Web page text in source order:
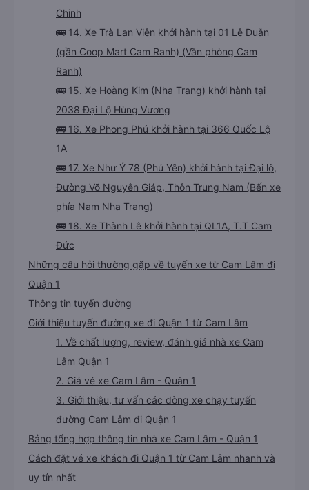
Chinh
🚌 14. Xe Trà Lan Viên khởi hành tại 01 Lê Duẫn
(gần Coop Mart Cam Ranh) (Văn phòng Cam
Ranh)
🚌 15. Xe Hoàng Kim (Nha Trang) khởi hành tại
2038 Đại Lộ Hùng Vương
🚌 16. Xe Phong Phú khởi hành tại 366 Quốc Lộ
1A
🚌 17. Xe Như Ý 78 (Phú Yên) khởi hành tại Đại lộ,
Đường Võ Nguyên Giáp, Thôn Trung Nam (Bến xe
phía Nam Nha Trang)
🚌 18. Xe Thành Lê khởi hành tại QL1A, T.T Cam
Đức
Những câu hỏi thường gặp về tuyến xe từ Cam Lâm đi
Quận 1
Thông tin tuyến đường
Giới thiệu tuyến đường xe đi Quận 1 từ Cam Lâm
1. Về chất lượng, review, đánh giá nhà xe Cam
Lâm Quận 1
2. Giá vé xe Cam Lâm - Quận 1
3. Giới thiệu, tư vấn các dòng xe chạy tuyến
đường Cam Lâm đi Quận 1
Bảng tổng hợp thông tin nhà xe Cam Lâm - Quận 1
Cách đặt vé xe khách đi Quận 1 từ Cam Lâm nhanh và
uy tín nhất